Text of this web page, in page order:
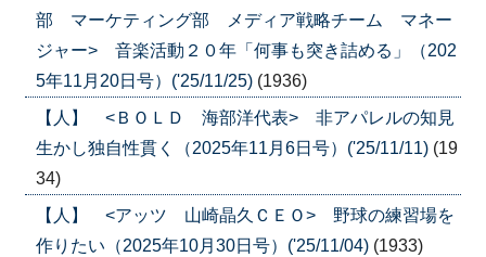
部 マーケティング部 メディア戦略チーム マネー
ジャー> 音楽活動２０年「何事も突き詰める」（202
5年11月20日号）('25/11/25) (1936)
【人】 <ＢＯＬＤ 海部洋代表> 非アパレルの知見
生かし独自性貫く（2025年11月6日号）('25/11/11) (19
34)
【人】 <アッツ 山崎晶久ＣＥＯ> 野球の練習場を
作りたい（2025年10月30日号）('25/11/04) (1933)